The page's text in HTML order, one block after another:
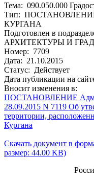
Тема: 090.050.000
Тип:
КУРГАНА
Подготовлен в
АРХИТЕКТУРЫ И
Номер: 7709
Дата: 21.10.2015
Статус: Действует
Дата публикации на
Вносит изменения в:
ПОСТАНОВЛЕНИЕ
28.09.2015 N 7119 Об
территории,
Кургана
Скачать документ в
размер: 44.00 KB)